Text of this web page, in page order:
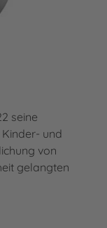
seine
und
von
gelangten